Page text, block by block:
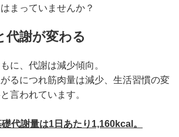
まっていませんか？
代謝が変わる
に、代謝は減少傾向。
るにつれ筋肉量は減少、生活習慣の変
言われています。
代謝量は1日あたり1,160kcal。